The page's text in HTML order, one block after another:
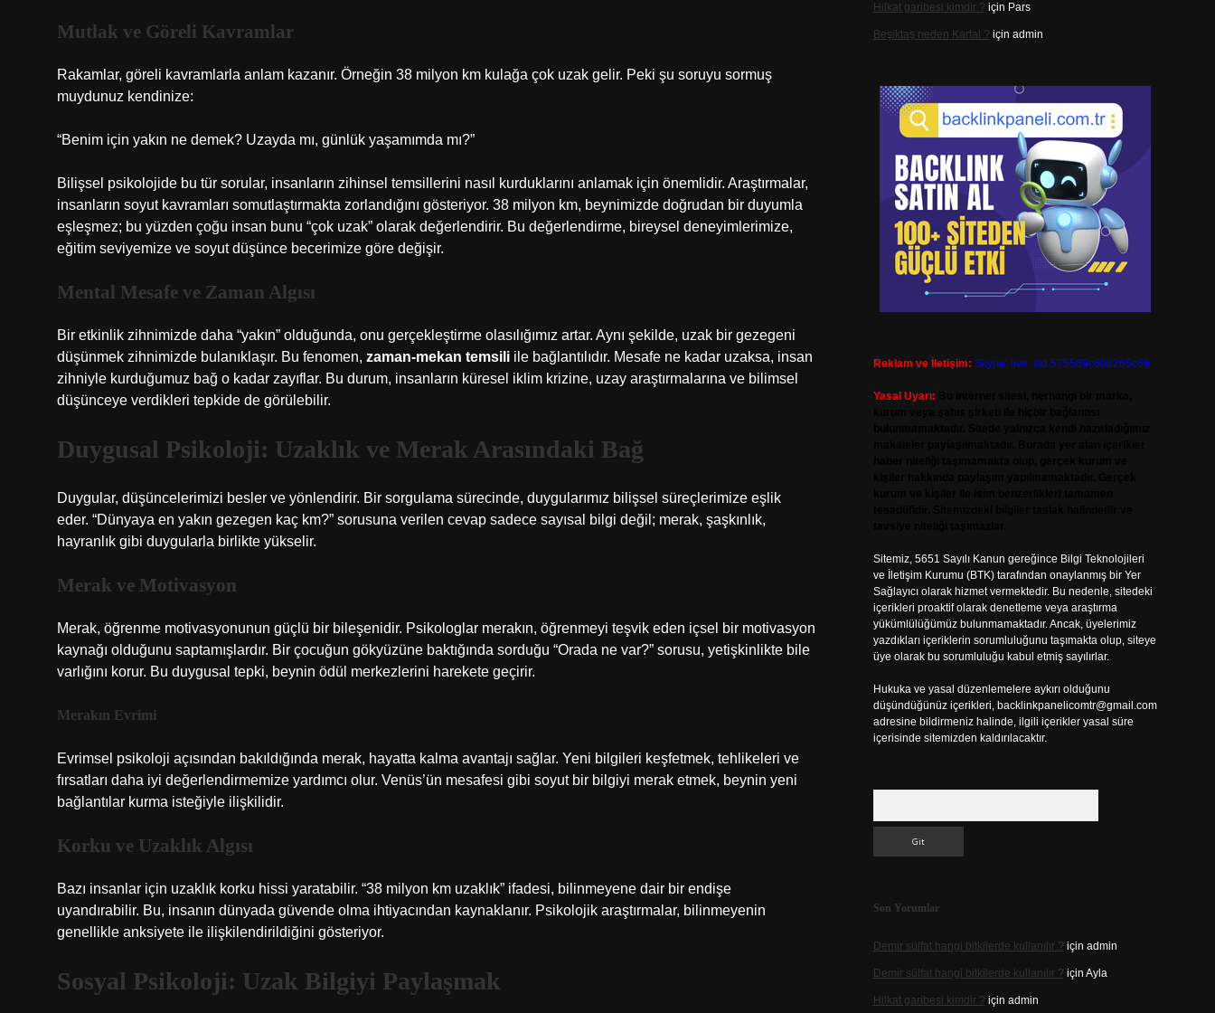
Mutlak ve Göreli Kavramlar
Rakamlar, göreli kavramlarla anlam kazanır. Örneğin 38 milyon km kulağa çok uzak gelir. Peki şu soruyu sormuş
muydunuz kendinize:
“Benim için yakın ne demek? Uzayda mı, günlük yaşamımda mı?”
Bilişsel psikolojide bu tür sorular, insanların zihinsel temsillerini nasıl kurduklarını anlamak için önemlidir. Araştırmalar,
insanların soyut kavramları somutlaştırmakta zorlandığını gösteriyor. 38 milyon km, beynimizde doğrudan bir duyumla
eşleşmez; bu yüzden çoğu insan bunu “çok uzak” olarak değerlendirir. Bu değerlendirme, bireysel deneyimlerimize,
eğitim seviyemize ve soyut düşünce becerimize göre değişir.
Mental Mesafe ve Zaman Algısı
Bir etkinlik zihnimizde daha “yakın” olduğunda, onu gerçekleştirme olasılığımız artar. Aynı şekilde, uzak bir gezegeni
düşünmek zihnimizde bulanıklaşır. Bu fenomen, zaman-mekan temsili ile bağlantılıdır. Mesafe ne kadar uzaksa, insan
zihniyle kurduğumuz bağ o kadar zayıflar. Bu durum, insanların küresel iklim krizine, uzay araştırmalarına ve bilimsel
düşünceye verdikleri tepkide de görülebilir.
Duygusal Psikoloji: Uzaklık ve Merak Arasındaki Bağ
Duygular, düşüncelerimizi besler ve yönlendirir. Bir sorgulama sürecinde, duygularımız bilişsel süreçlerimize eşlik
eder. “Dünyaya en yakın gezegen kaç km?” sorusuna verilen cevap sadece sayısal bilgi değil; merak, şaşkınlık,
hayranlık gibi duygularla birlikte yükselir.
Merak ve Motivasyon
Merak, öğrenme motivasyonunun güçlü bir bileşenidir. Psikologlar merakın, öğrenmeyi teşvik eden içsel bir motivasyon
kaynağı olduğunu saptamışlardır. Bir çocuğun gökyüzüne baktığında sorduğu “Orada ne var?” sorusu, yetişkinlikte bile
varlığını korur. Bu duygusal tepki, beynin ödül merkezlerini harekete geçirir.
Merakın Evrimi
Evrimsel psikoloji açısından bakıldığında merak, hayatta kalma avantajı sağlar. Yeni bilgileri keşfetmek, tehlikeleri ve
fırsatları daha iyi değerlendirmemize yardımcı olur. Venüs’ün mesafesi gibi soyut bir bilgiyi merak etmek, beynin yeni
bağlantılar kurma isteğiyle ilişkilidir.
Korku ve Uzaklık Algısı
Bazı insanlar için uzaklık korku hissi yaratabilir. “38 milyon km uzaklık” ifadesi, bilinmeyene dair bir endişe
uyandırabilir. Bu, insanın dünyada güvende olma ihtiyacından kaynaklanır. Psikolojik araştırmalar, bilinmeyenin
genellikle anksiyete ile ilişkilendirildiğini gösteriyor.
Sosyal Psikoloji: Uzak Bilgiyi Paylaşmak
Hilkat garibesi kimdir ? için Pars
Beşiktaş neden Kartal ? için admin
Reklam ve İletişim: Skype: live:.cid.575569c608265c69
Yasal Uyarı:
Sitemiz, 5651 Sayılı Kanun gereğince Bilgi Teknolojileri
ve İletişim Kurumu (BTK) tarafından onaylanmış bir Yer
Sağlayıcı olarak hizmet vermektedir. Bu nedenle, sitedeki
içerikleri proaktif olarak denetleme veya araştırma
yükümlülüğümüz bulunmamaktadır. Ancak, üyelerimiz
yazdıkları içeriklerin sorumluluğunu taşımakta olup, siteye
üye olarak bu sorumluluğu kabul etmiş sayılırlar.
Hukuka ve yasal düzenlemelere aykırı olduğunu
düşündüğünüz içerikleri, backlinkpanelicomtr@gmail.com
adresine bildirmeniz halinde, ilgili içerikler yasal süre
içerisinde sitemizden kaldırılacaktır.
Son Yorumlar
Demir sülfat hangi bitkilerde kullanılır ? için admin
Demir sülfat hangi bitkilerde kullanılır ? için Ayla
Hilkat garibesi kimdir ? için admin